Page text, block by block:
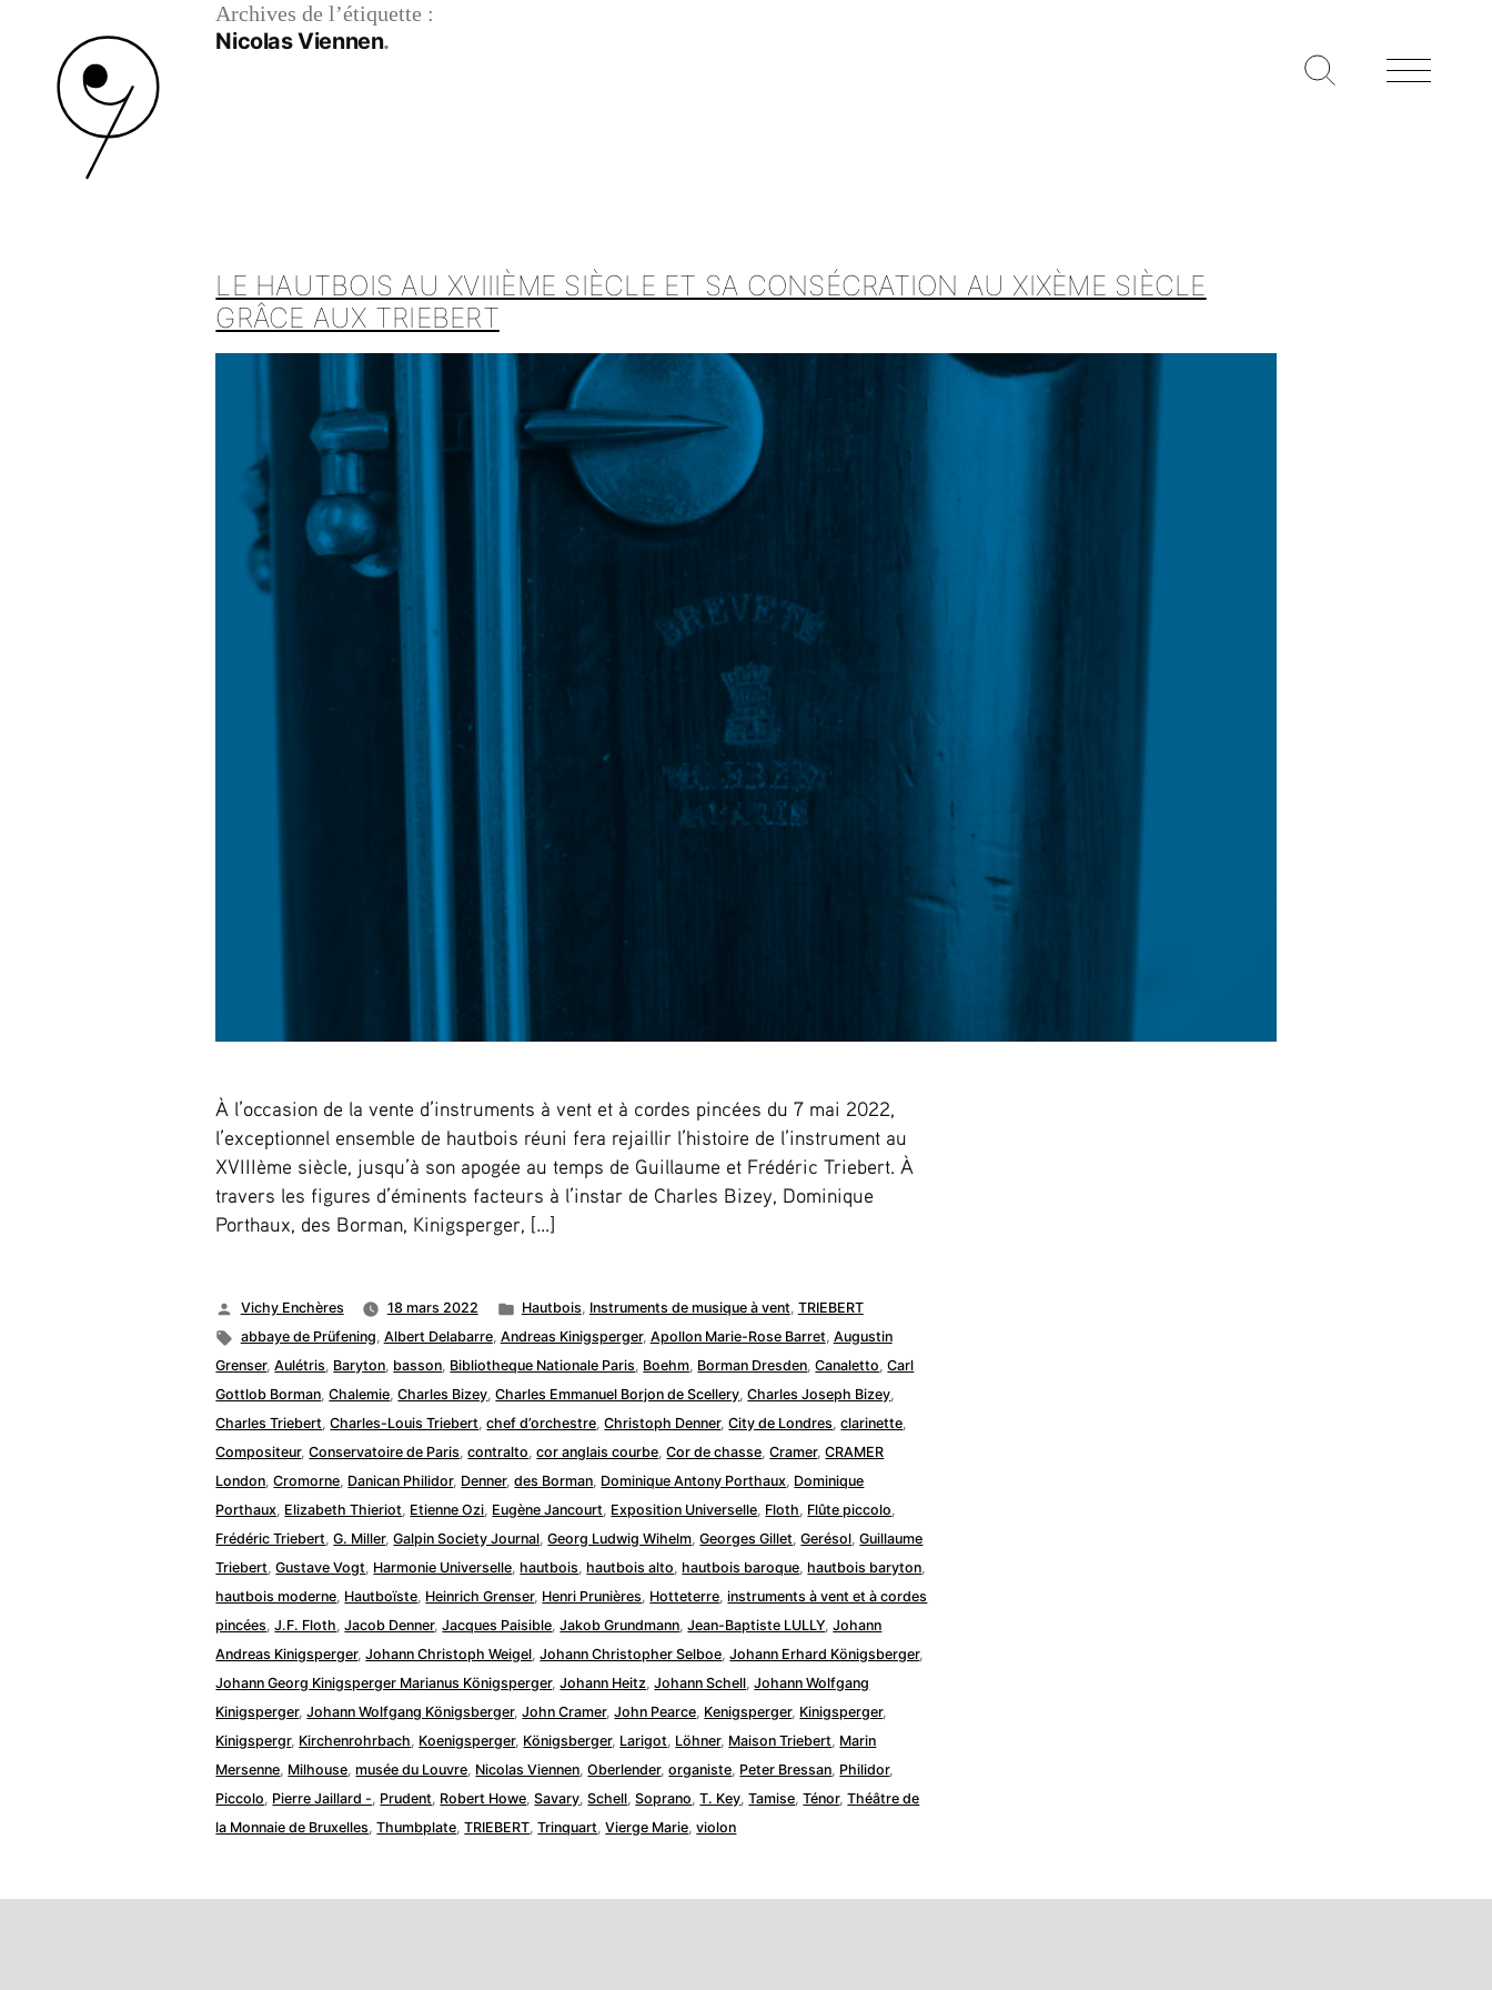
Archives de l’étiquette :
Nicolas Viennen
LE HAUTBOIS AU XVIIIÈME SIÈCLE ET SA CONSÉCRATION AU XIXÈME SIÈCLE
GRÂCE AUX TRIEBERT
À l’occasion de la vente d’instruments à vent et à cordes pincées du 7 mai 2022,
l’exceptionnel ensemble de hautbois réuni fera rejaillir l’histoire de l’instrument au
XVIIIème siècle, jusqu’à son apogée au temps de Guillaume et Frédéric Triebert. À
travers les figures d’éminents facteurs à l’instar de Charles Bizey, Dominique
Porthaux, des Borman, Kinigsperger, […]
Publié
par
Vichy Enchères 18 mars 2022
Publié
dans
Hautbois, Instruments de musique à vent, TRIEBERT
Étiquettes :
abbaye de Prüfening, Albert Delabarre, Andreas Kinigsperger, Apollon Marie-Rose Barret, Augustin
Grenser,Aulétris, Baryton, basson, Bibliotheque Nationale Paris, Boehm, Borman Dresden,Canaletto,Carl
Gottlob Borman,Chalemie,Charles Bizey,Charles Emmanuel Borjon de Scellery,Charles Joseph Bizey,
Charles Triebert,Charles-Louis Triebert,chef d’orchestre,Christoph Denner,City de Londres,clarinette,
Compositeur,Conservatoire de Paris,contralto,cor anglais courbe,Cor de chasse,Cramer,CRAMER
London,Cromorne, Danican Philidor, Denner,des Borman, Dominique Antony Porthaux, Dominique
Porthaux, Elizabeth Thieriot, Etienne Ozi, Eugène Jancourt, Exposition Universelle, Floth, Flûte piccolo,
Frédéric Triebert,G. Miller,Galpin Society Journal,Georg Ludwig Wihelm,Georges Gillet,Gerésol,Guillaume
Triebert,Gustave Vogt, Harmonie Universelle,hautbois,hautbois alto,hautbois baroque,hautbois baryton,
hautbois moderne, Hautboïste, Heinrich Grenser, Henri Prunières, Hotteterre,instruments à vent et à cordes
pincées,J.F. Floth,Jacob Denner,Jacques Paisible,Jakob Grundmann,Jean-Baptiste LULLY,Johann
Andreas Kinigsperger,Johann Christoph Weigel,Johann Christopher Selboe,Johann Erhard Königsberger,
Johann Georg Kinigsperger Marianus Königsperger,Johann Heitz,Johann Schell,Johann Wolfgang
Kinigsperger,Johann Wolfgang Königsberger,John Cramer,John Pearce, Kenigsperger, Kinigsperger,
Kinigspergr, Kirchenrohrbach, Koenigsperger, Königsberger, Larigot, Löhner, Maison Triebert, Marin
Mersenne, Milhouse,musée du Louvre, Nicolas Viennen,Oberlender,organiste, Peter Bressan, Philidor,
Piccolo, Pierre Jaillard -, Prudent, Robert Howe,Savary,Schell,Soprano,T. Key,Tamise,Ténor,Théâtre de
la Monnaie de Bruxelles,Thumbplate,TRIEBERT,Trinquart,Vierge Marie,violon